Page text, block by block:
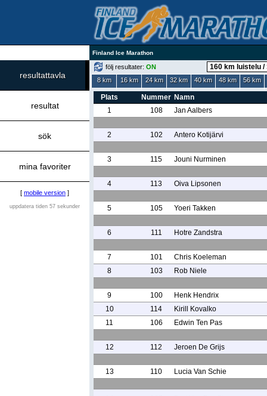
Finland Ice Marathon
resultattavla
resultat
sök
mina favoriter
[ mobile version ]
uppdatera tiden 57 sekunder
följ resultater: ON
8 km
16 km 24 km 32 km 40 km 48 km 56 km
Plats Nummer Namn
1
108 Jan Aalbers
2 102 Antero Kotijärvi
3 115 Jouni Nurminen
4 113 Oiva Lipsonen
5 105 Yoeri Takken
6 111 Hotre Zandstra
7 101
Chris Koeleman
8
103 Rob Niele
9 100
Henk Hendrix
10
114
Kirill Kovalko
11
106 Edwin Ten Pas
12 112 Jeroen De Grijs
13 110 Lucia Van Schie